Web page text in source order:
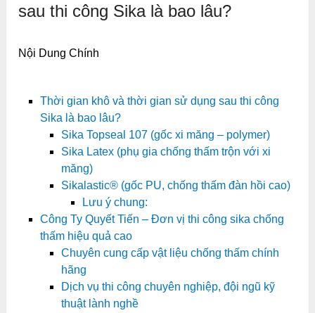
sau thi công Sika là bao lâu?
Nội Dung Chính
Thời gian khô và thời gian sử dụng sau thi công
Sika là bao lâu?
Sika Topseal 107 (gốc xi măng – polymer)
Sika Latex (phụ gia chống thấm trộn với xi
măng)
Sikalastic® (gốc PU, chống thấm đàn hồi cao)
Lưu ý chung:
Công Ty Quyết Tiến – Đơn vị thi công sika chống
thấm hiệu quả cao
Chuyên cung cấp vật liệu chống thấm chính
hãng
Dịch vụ thi công chuyên nghiệp, đội ngũ kỹ
thuật lành nghề